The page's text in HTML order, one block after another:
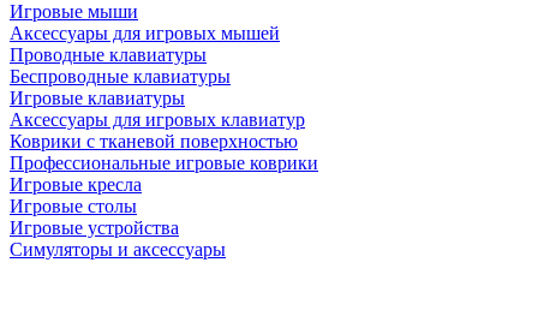
Игровые мыши
Аксессуары для игровых мышей
Проводные клавиатуры
Беспроводные клавиатуры
Игровые клавиатуры
Аксессуары для игровых клавиатур
Коврики с тканевой поверхностью
Профессиональные игровые коврики
Игровые кресла
Игровые столы
Игровые устройства
Симуляторы и аксессуары